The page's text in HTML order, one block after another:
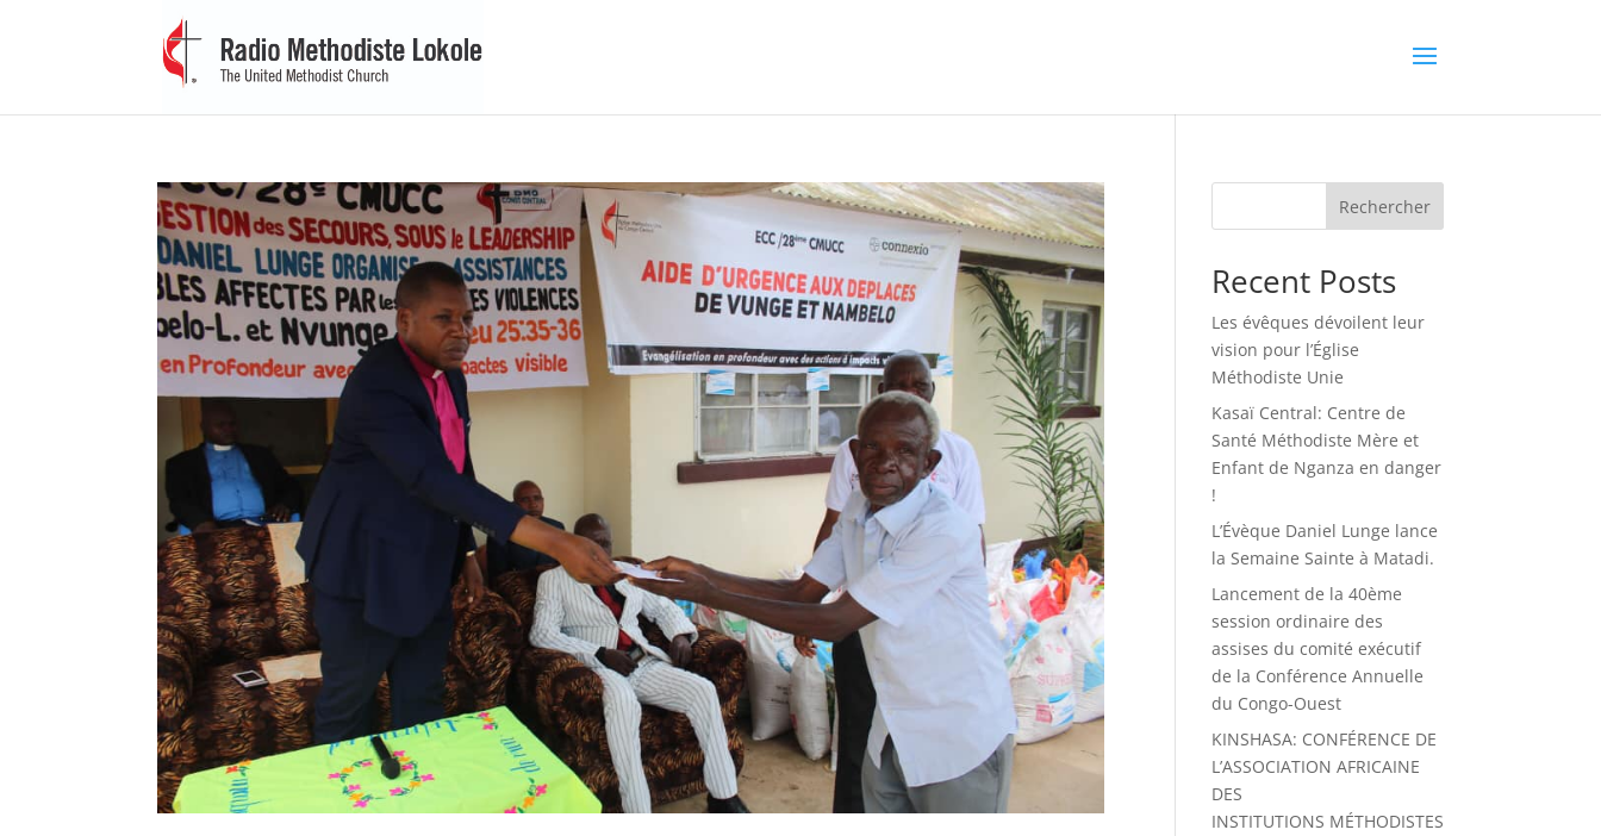
Rechercher
Recent Posts
Les évêques dévoilent leur
vision pour l’Église
Méthodiste Unie
Kasaï Central: Centre de
Santé Méthodiste Mère et
Enfant de Nganza en danger
!
L’Évèque Daniel Lunge lance
la Semaine Sainte à Matadi.
Lancement de la 40ème
session ordinaire des
assises du comité exécutif
de la Conférence Annuelle
du Congo-Ouest
KINSHASA: CONFÉRENCE DE
L’ASSOCIATION AFRICAINE
DES
INSTITUTIONS MÉTHODISTES